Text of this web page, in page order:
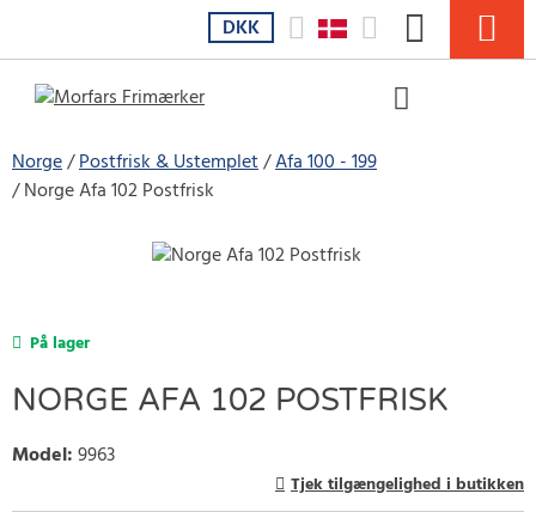
DKK
Norge Postfrisk & Ustemplet Afa 100 - 199
Norge Afa 102 Postfrisk
På lager
NORGE AFA 102 POSTFRISK
Model:9963
Tjek tilgængelighed i butikken